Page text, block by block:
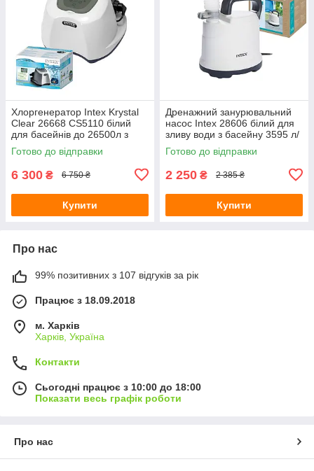
Хлоргенератор Intex Krystal
Clear 26668 CS5110 білий
для басейнів до 26500л з
вбудованим таймером
Готово до відправки
6 300 ₴ 6 750 ₴
Купити
Дренажний занурювальний
насос Intex 28606 білий для
зливу води з басейну 3595 л/
год з шлангом 5м
Готово до відправки
2 250 ₴ 2 385 ₴
Купити
Про нас
99% позитивних з 107 відгуків за рік
Працює з 18.09.2018
м. Харків
Харків, Україна
Контакти
Сьогодні працює з 10:00 до 18:00
Показати весь графік роботи
Про нас